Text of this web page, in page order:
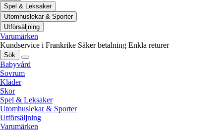
Spel & Leksaker
Utomhuslekar & Sporter
Utförsäljning
Varumärken
Kundservice i Frankrike Säker betalning Enkla returer
Sök
Babyvård
Sovrum
Kläder
Skor
Spel & Leksaker
Utomhuslekar & Sporter
Utförsäljning
Varumärken